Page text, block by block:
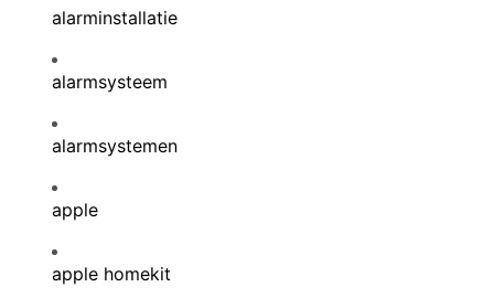
alarminstallatie
alarmsysteem
alarmsystemen
apple
apple homekit